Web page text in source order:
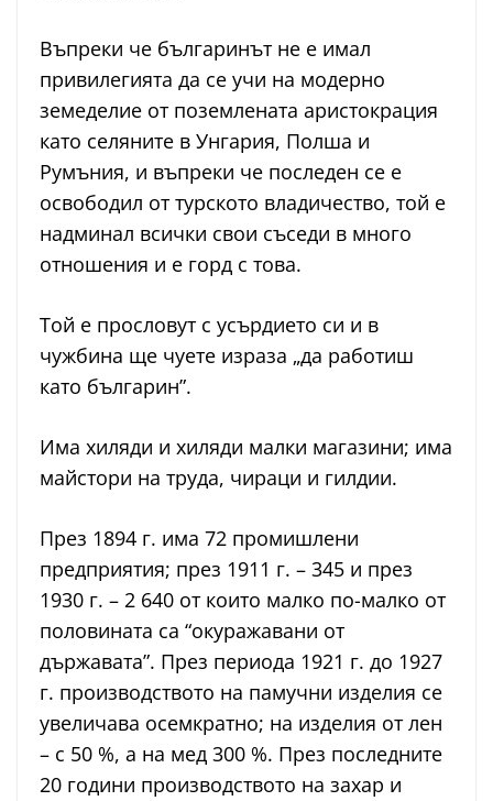
Въпреки че българинът не е имал
привилегията да се учи на модерно
земеделие от поземлената аристокрация
като селяните в Унгария, Полша и
Румъния, и въпреки че последен се е
освободил от турското владичество, той е
надминал всички свои съседи в много
отношения и е горд с това.
Той е прословут с усърдието си и в
чужбина ще чуете израза „да работиш
като българин”.
Има хиляди и хиляди малки магазини; има
майстори на труда, чираци и гилдии.
През 1894 г. има 72 промишлени
предприятия; през 1911 г. – 345 и през
1930 г. – 2 640 от които малко по-малко от
половината са “окуражавани от
държавата”. През периода 1921 г. до 1927
г. производството на памучни изделия се
увеличава осемкратно; на изделия от лен
– с 50 %, а на мед 300 %. През последните
20 години производството на захар и